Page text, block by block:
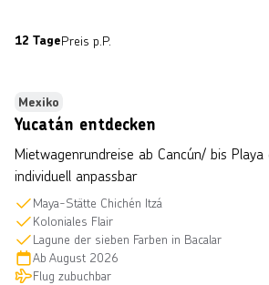
12 TagePreis p.P.
SL_Photography über Getty Images
Bestseller
Mexiko
Yucatán entdecken
Mietwagenrundreise ab Cancún/ bis
individuell anpassbar
Maya-Stätte Chichén Itzá
Koloniales Flair
Lagune der sieben Farben in Bacalar
Ab August 2026
Flug zubuchbar